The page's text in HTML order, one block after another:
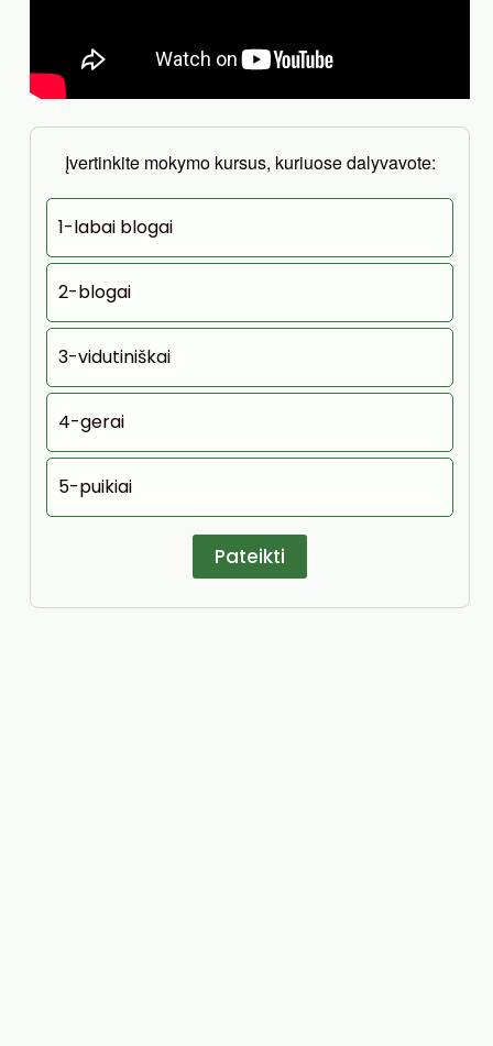
Įvertinkite mokymo kursus, kuriuose dalyvavote:
1-labai blogai
2-blogai
3-vidutiniškai
4-gerai
5-puikiai